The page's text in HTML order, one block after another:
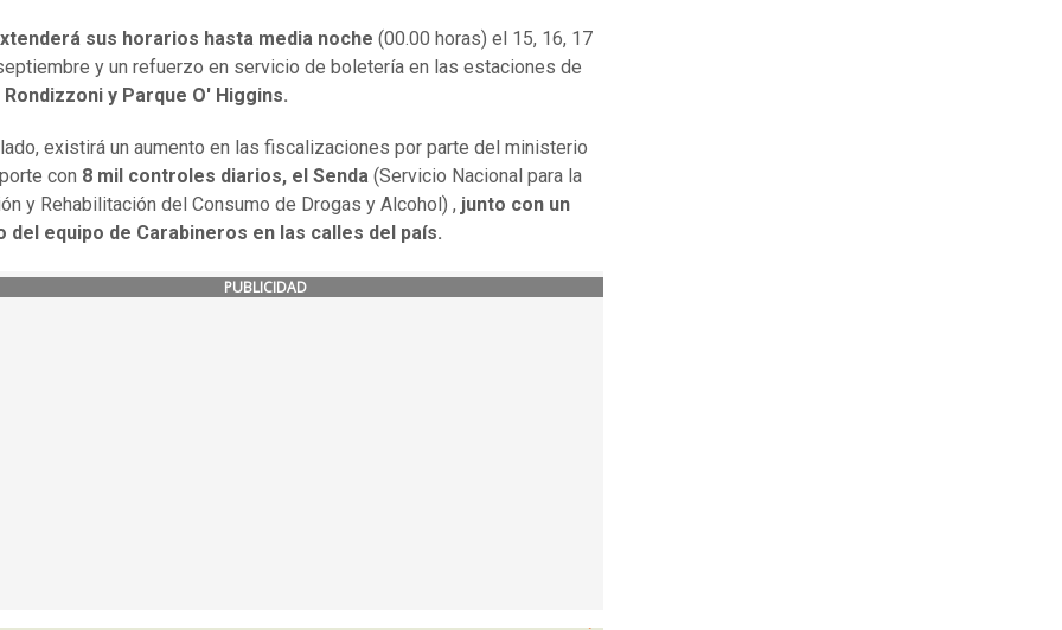
sus horarios hasta media noche (00.00 horas) el 15, 16, 17
y un refuerzo en servicio de boletería en las estaciones de
y Parque O' Higgins.
existirá un aumento en las fiscalizaciones por parte del ministerio
con 8 mil controles diarios, el Senda (Servicio Nacional para la
y Rehabilitación del Consumo de Drogas y Alcohol) , junto con un
del equipo de Carabineros en las calles del país.
PUBLICIDAD